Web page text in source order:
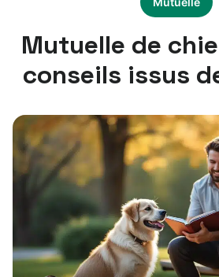
Mutuelle de
conseils issus